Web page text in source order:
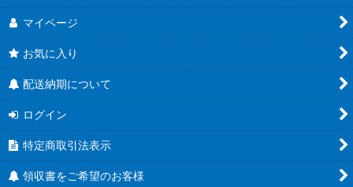
蜂蜜キャップ有
結婚式にお勧め！
ユニバーサルデザイン
Ｔ４３ツイスト
Ｔ４８ツイスト
マイページ
お気に入り
配送納期について
ログイン
特定商取引法表示
領収書をご希望のお客様